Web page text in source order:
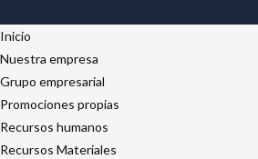
Inicio
Nuestra empresa
Grupo empresarial
Promociones propias
Recursos humanos
Recursos Materiales